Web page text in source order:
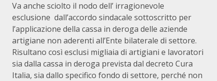
Va anche sciolto il nodo dell’ irragionevole
esclusione dall’accordo sindacale sottoscritto per
l’applicazione della cassa in deroga delle aziende
artigiane non aderenti all’Ente bilaterale di settore.
Risultano così esclusi migliaia di artigiani e lavoratori
sia dalla cassa in deroga prevista dal decreto Cura
Italia, sia dallo specifico fondo di settore, perché non